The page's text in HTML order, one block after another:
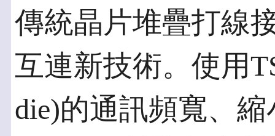
傳統晶片堆疊打線
互連新技術。使用
die)的通訊頻寬、